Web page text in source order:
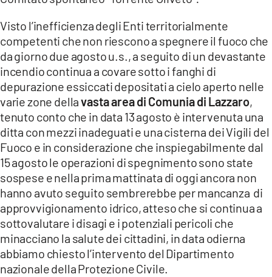
LACITYMAG.IT
ILREGGINO.IT
COSENZACHANNEL.IT
ILVIBONESE.IT
CATANZAROCHANNEL.IT
LACAPITALENEWS.IT
App
ANDROID
APPLE
Visto l’inefficienza degli Enti territorialmente
competenti che non riescono a spegnere il fuoco che
da giorno due agosto u.s., a seguito di un devastante
incendio continua a covare sotto i fanghi di
depurazione essiccati depositati a cielo aperto nelle
varie zone dellavasta area di Comunia di Lazzaro,
tenuto conto che in data 13 agosto è intervenuta una
ditta con mezzi inadeguati e una cisterna dei Vigili del
Fuoco e in considerazione che inspiegabilmente dal
15 agosto le operazioni di spegnimento sono state
sospese e nella prima mattinata di oggi ancora non
hanno avuto seguito sembrerebbe per mancanza di
approvvigionamento idrico, atteso che si continua a
sottovalutare i disagi e i potenziali pericoli che
minacciano la salute dei cittadini, in data odierna
abbiamo chiesto l’intervento del Dipartimento
nazionale della Protezione Civile.